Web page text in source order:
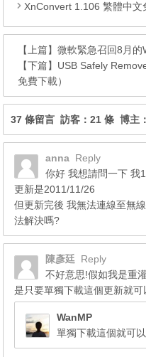
XnConvert 1.106 繁體中文免安
【上篇】微軟緊急召回8月
【下篇】 USB Safely
免費下載）
37 條留言 訪客：21 條 博主
anna Reply
你好 我想請問一下 我
更新是2011/11/26
但更新完後 我無法連線至無
法解決嗎?
陳彥廷
Reply
不好意思!假如我是重
是只要單獨下載這個更新就可
WanMP
單獨下載這個就可